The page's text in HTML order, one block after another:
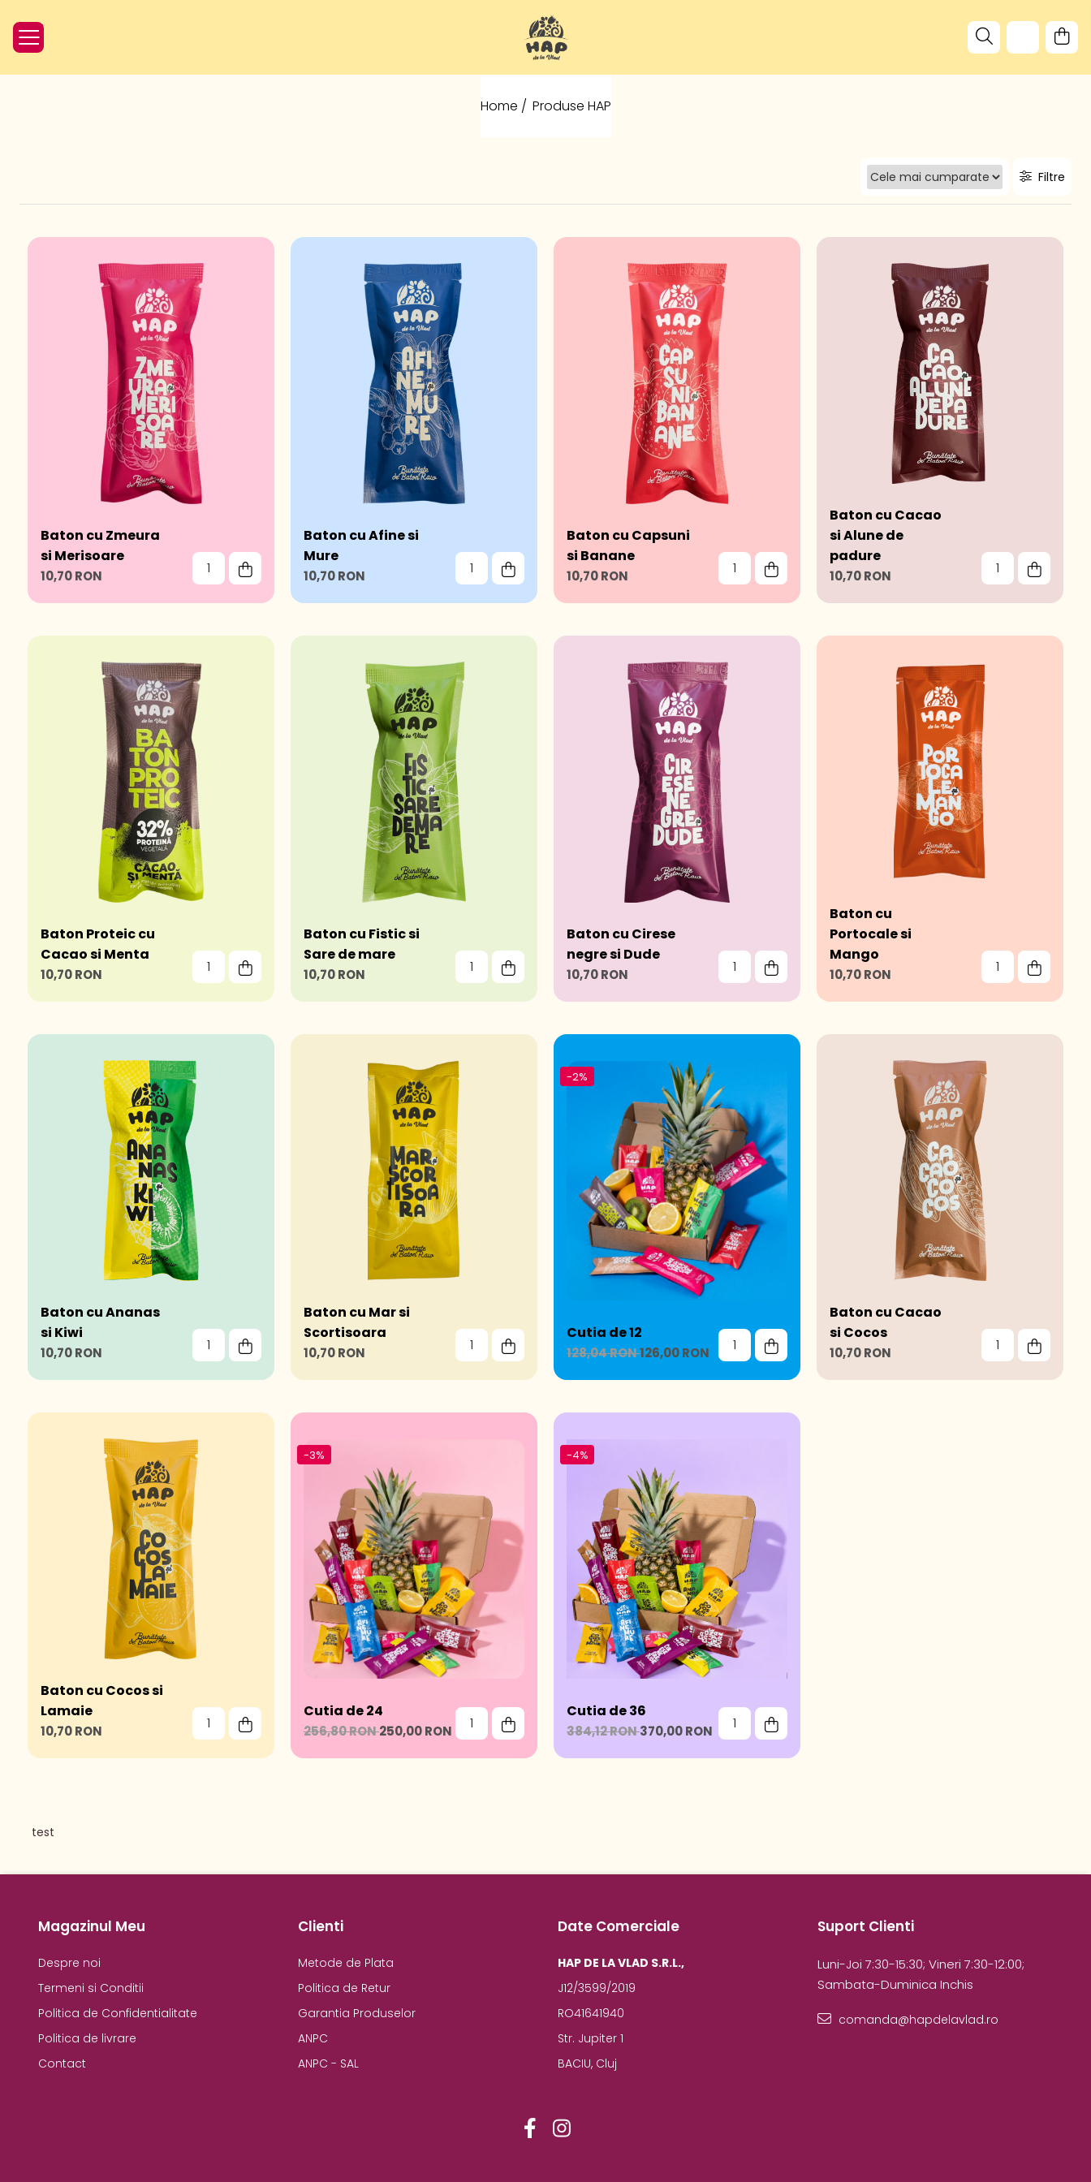
Home / Produse HAP
Filtre
Baton cu Zmeura
si Merisoare
10,70 RON
Baton cu Afine si
Mure
10,70 RON
Baton cu Capsuni
si Banane
10,70 RON
Baton cu Cacao
si Alune de
padure
10,70 RON
Baton Proteic cu
Cacao si Menta
10,70 RON
Baton cu Fistic si
Sare de mare
10,70 RON
Baton cu Cirese
negre si Dude
10,70 RON
Baton cu
Portocale si
Mango
10,70 RON
Baton cu Ananas
si Kiwi
10,70 RON
Baton cu Mar si
Scortisoara
10,70 RON
-2%
Cutia de 12
128,04 RON126,00 RON
Baton cu Cacao
si Cocos
10,70 RON
Baton cu Cocos si
Lamaie
10,70 RON
-3%
Cutia de 24
256,80 RON250,00 RON
-4%
Cutia de 36
384,12 RON370,00 RON
test
Magazinul Meu
Despre noi
Termeni si Conditii
Politica de Confidentialitate
Politica de livrare
Contact
Clienti
Metode de Plata
Politica de Retur
Garantia Produselor
ANPC
ANPC - SAL
Date Comerciale
HAP DE LA VLAD S.R.L.,
J12/3599/2019
RO41641940
Str. Jupiter 1
BACIU, Cluj
Suport Clienti
Luni-Joi 7:30-15:30; Vineri 7:30-12:00;
Sambata-Duminica Inchis
comanda@hapdelavlad.ro